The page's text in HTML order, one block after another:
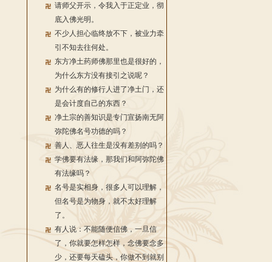
请师父开示，令我入于正定业，彻
底入佛光明。
不少人担心临终放不下，被业力牵
引不知去往何处。
东方净土药师佛那里也是很好的，
为什么东方没有接引之说呢？
为什么有的修行人进了净土门，还
是会计度自己的东西？
净土宗的善知识是专门宣扬南无阿
弥陀佛名号功德的吗？
善人、恶人往生是没有差别的吗？
学佛要有法缘，那我们和阿弥陀佛
有法缘吗？
名号是实相身，很多人可以理解，
但名号是为物身，就不太好理解
了。
有人说：不能随便信佛，一旦信
了，你就要怎样怎样，念佛要念多
少，还要每天磕头，你做不到就别